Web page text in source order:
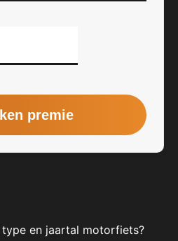
en jaartal motorfiets?